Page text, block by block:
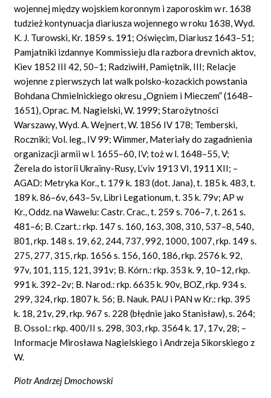
wojennej między wojskiem koronnym i zaporoskim w r. 1638
tudzież kontynuacja diariusza wojennego w roku 1638, Wyd.
K. J. Turowski, Kr. 1859 s. 191; Oświęcim, Diariusz 1643–51;
Pamjatniki izdannye Kommissieju dla razbora drevnich aktov,
Kiev 1852 III 42, 50–1; Radziwiłł, Pamiętnik, III; Relacje
wojenne z pierwszych lat walk polsko-kozackich powstania
Bohdana Chmielnickiego okresu „Ogniem i Mieczem” (1648–
1651), Oprac. M. Nagielski, W. 1999; Starożytności
Warszawy, Wyd. A. Wejnert, W. 1856 IV 178; Temberski,
Roczniki; Vol. leg., IV 99; Wimmer, Materiały do zagadnienia
organizacji armii w l. 1655–60, IV; toż w l. 1648–55, V;
Žerela do istoriï Ukraïny-Rusy, L’viv 1913 VI, 1911 XII; –
AGAD: Metryka Kor., t. 179 k. 183 (dot. Jana), t. 185 k. 483, t.
189 k. 86–6v, 643–5v, Libri Legationum, t. 35 k. 79v; AP w
Kr., Oddz. na Wawelu: Castr. Crac., t. 259 s. 706–7, t. 261 s.
481–6; B. Czart.: rkp. 147 s. 160, 163, 308, 310, 537–8, 540,
801, rkp. 148 s. 19, 62, 244, 737, 992, 1000, 1007, rkp. 149 s.
275, 277, 315, rkp. 1656 s. 156, 160, 186, rkp. 2576 k. 92,
97v, 101, 115, 121, 391v; B. Kórn.: rkp. 353 k. 9, 10–12, rkp.
991 k. 392–2v; B. Narod.: rkp. 6635 k. 90v, BOZ, rkp. 934 s.
299, 324, rkp. 1807 k. 56; B. Nauk. PAU i PAN w Kr.: rkp. 395
k. 18, 21v, 29, rkp. 967 s. 228 (błędnie jako Stanisław), s. 264;
B. Ossol.: rkp. 400/II s. 298, 303, rkp. 3564 k. 17, 17v, 28; –
Informacje Mirosława Nagielskiego i Andrzeja Sikorskiego z
W.
Piotr Andrzej Dmochowski